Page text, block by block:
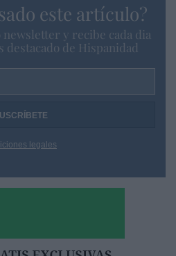
este artículo?
y recibe cada dia
destacado de Hispanidad
legales